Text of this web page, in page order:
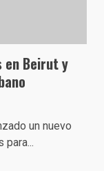
en Beirut y
un nuevo
para...